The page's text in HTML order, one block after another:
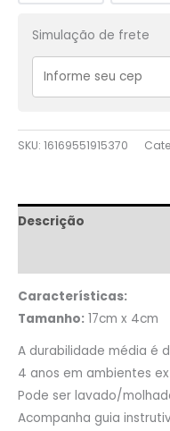
Simulação de frete
SKU: 16169551915370
Descrição
Características:
Tamanho: 17cm x 4cm
A durabilidade média é
4 anos em ambientes
Pode ser lavado/
Acompanha guia